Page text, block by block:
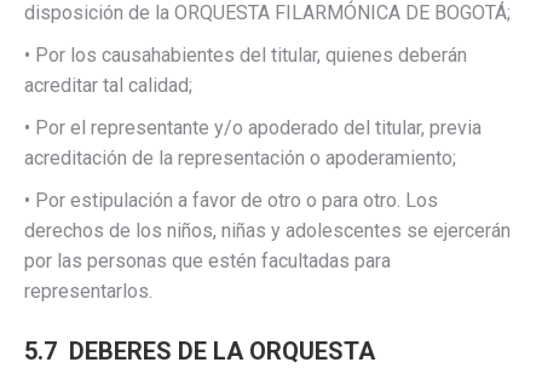
disposición de la ORQUESTA FILARMÓNICA DE BOGOTÁ;
• Por los causahabientes del titular, quienes deberán
acreditar tal calidad;
• Por el representante y/o apoderado del titular, previa
acreditación de la representación o apoderamiento;
• Por estipulación a favor de otro o para otro. Los
derechos de los niños, niñas y adolescentes se ejercerán
por las personas que estén facultadas para
representarlos.
5.7 DEBERES DE LA ORQUESTA